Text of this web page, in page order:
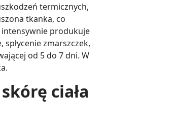
termicznych,
tkanka, co
produkuje
zmarszczek,
od 5 do 7 dni. W
ciała